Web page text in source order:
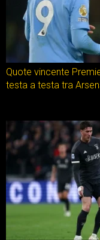
Quote vincente
testa a testa tra